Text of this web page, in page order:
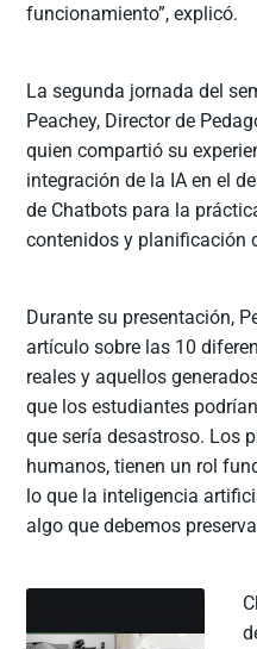
funcionamiento”, explicó.
La segunda jornada del
Peachey, Director de
quien compartió su
integración de la IA en el
de Chatbots para la
contenidos y planificación
Durante su presentación,
artículo sobre las 10
reales y aquellos
que los estudiantes
que sería desastroso. Los
humanos, tienen un rol
lo que la inteligencia
algo que debemos